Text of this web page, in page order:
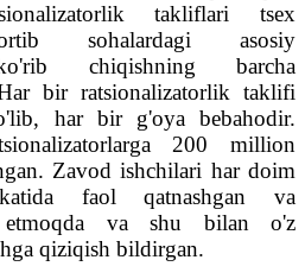
takliflari tsex
sohalardagi asosiy
ko'rib chiqishning barcha
bir ratsionalizatorlik taklifi
har bir g'oya bebahodir.
200 million
Zavod ishchilari har doim
faol qatnashgan va
etmoqda va shu bilan o'z
qiziqish bildirgan.